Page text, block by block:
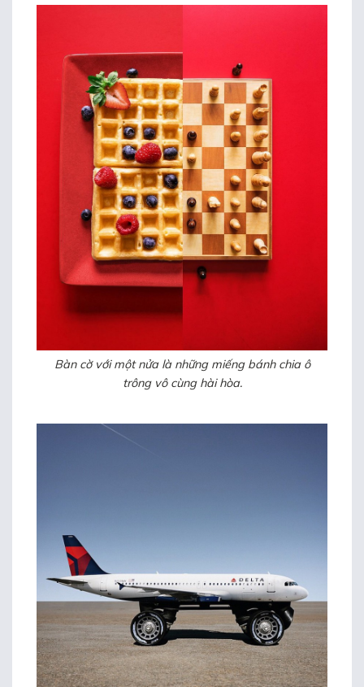
Bàn cờ với một nửa là những miếng bánh chia ô
trông vô cùng hài hòa.